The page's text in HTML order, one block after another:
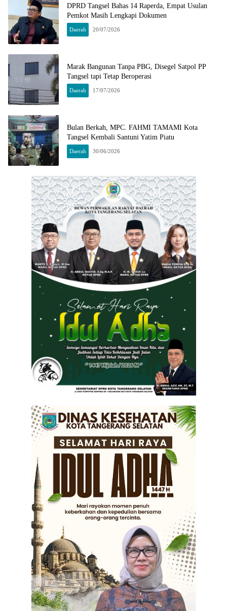
DPRD Tangsel Bahas 14 Raperda, Empat Usulan
Pemkot Masih Lengkapi Dokumen
Daerah 20/07/2026
Marak Bangunan Tanpa PBG, Disegel Satpol PP
Tangsel tapi Tetap Beroperasi
Daerah 17/07/2026
Bulan Berkah, MPC. FAHMI TAMAMI Kota
Tangsel Kembali Santuni Yatim Piatu
Daerah 30/06/2026